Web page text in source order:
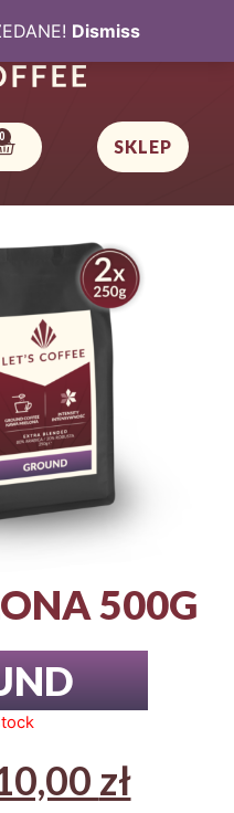
SKLEP
500G
zł
Dismiss